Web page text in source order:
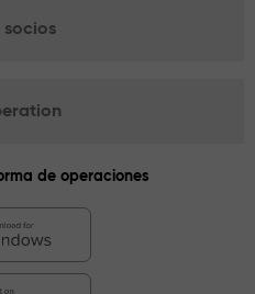
socios
de operaciones